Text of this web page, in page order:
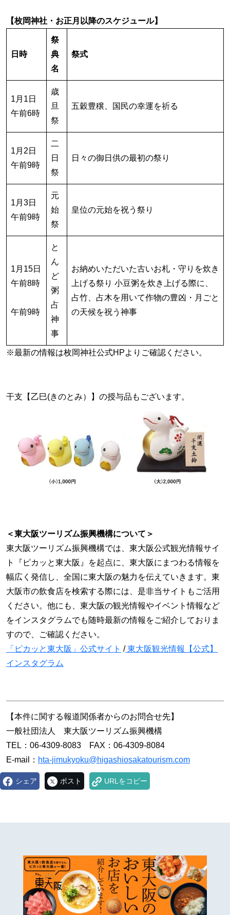
【枚岡神社・お正月以降のスケジュール】
日時
祭
典
名
祭式
1月1日
午前6時
歳
旦
祭
五穀豊穣、国民の幸運を祈る
1月2日
午前9時
二
日
祭
日々の御日供の最初の祭り
1月3日
午前9時
元
始
祭
皇位の元始を祝う祭り
1月15日
午前8時
午前9時
と
ん
ど
粥
占
神
事
お納めいただいた古いお札・守りを炊き
上げる祭り 小豆粥を炊き上げる際に、
占竹、占木を用いて作物の豊凶・月ごと
の天候を祝う神事
※最新の情報は枚岡神社公式HPよりご確認ください。
干支【乙巳(きのとみ）】の授与品もございます。
＜東大阪ツーリズム振興機構について＞
東大阪ツーリズム振興機構では、東大阪公式観光情報サイ
ト『ピカッと東大阪』を起点に、東大阪にまつわる情報を
幅広く発信し、全国に東大阪の魅力を伝えていきます。東
大阪市の飲食店を検索する際には、是非当サイトもご活用
ください。他にも、東大阪の観光情報やイベント情報など
をインスタグラムでも随時最新の情報をご紹介しておりま
すので、ご確認ください。
「ピカッと東大阪」公式サイト /東大阪観光情報【公式】
インスタグラム
【本件に関する報道関係者からのお問合せ先】
一般社団法人 東大阪ツーリズム振興機構
TEL：06-4309-8083 FAX：06-4309-8084
E-mail： hta-jimukyoku@higashiosakatourism.com
シェア ポスト URLをコピー